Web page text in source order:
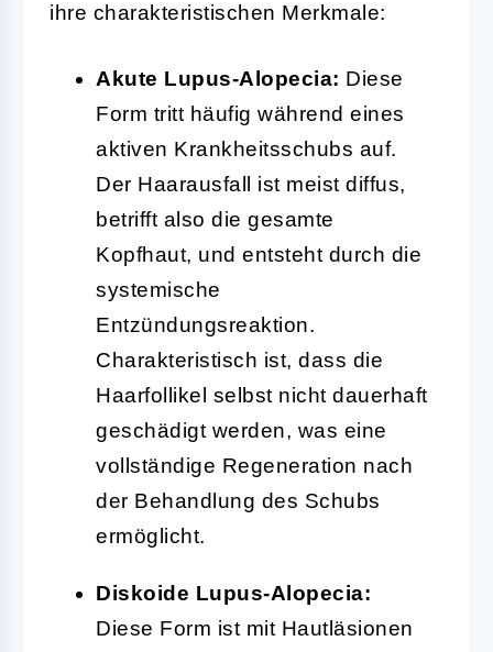
ihre charakteristischen Merkmale:
Akute Lupus-Alopecia: Diese
Form tritt häufig während eines
aktiven Krankheitsschubs auf.
Der Haarausfall ist meist diffus,
betrifft also die gesamte
Kopfhaut, und entsteht durch die
systemische
Entzündungsreaktion.
Charakteristisch ist, dass die
Haarfollikel selbst nicht dauerhaft
geschädigt werden, was eine
vollständige Regeneration nach
der Behandlung des Schubs
ermöglicht.
Diskoide Lupus-Alopecia:
Diese Form ist mit Hautläsionen